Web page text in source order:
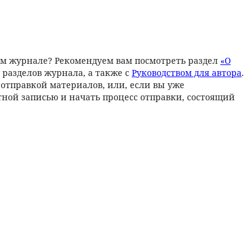
журнале? Рекомендуем вам посмотреть раздел «О
журнала, а также с Руководством для автора.
материалов, или, если вы уже
записью и начать процесс отправки, состоящий